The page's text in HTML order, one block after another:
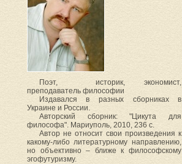
Поэт, историк, экономист,
преподаватель философии
Издавался в разных сборниках в
Украине и России.
Авторский сборник: "Цикута для
философа". Мариуполь, 2010, 236 с.
Автор не относит свои произведения к
какому-либо литературному направлению,
но объективно – ближе к философскому
эгофутуризму.